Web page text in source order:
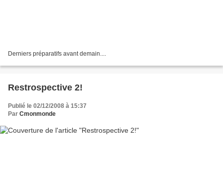
Derniers préparatifs avant demain....
Restrospective 2!
Publié le 02/12/2008 à 15:37
Par Cmonmonde